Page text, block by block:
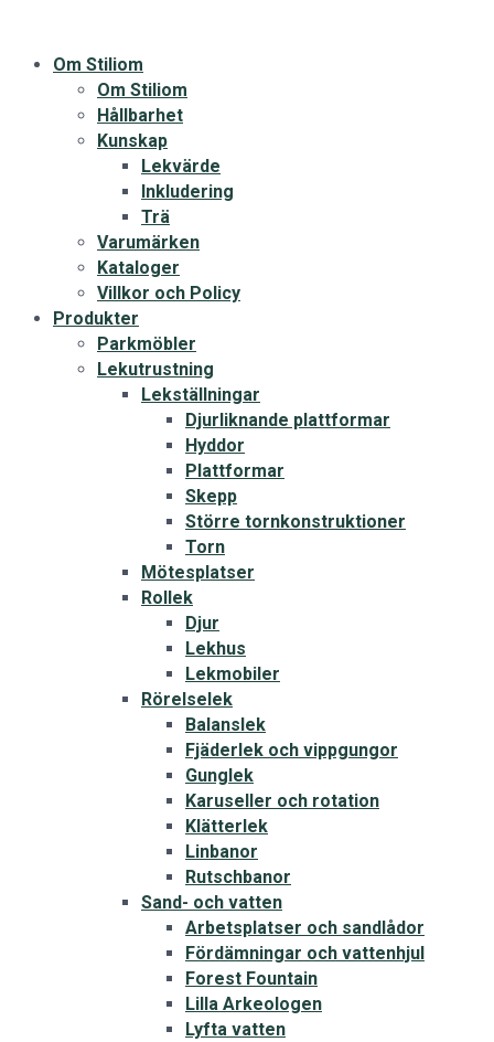
Om Stiliom
Om Stiliom
Hållbarhet
Kunskap
Lekvärde
Inkludering
Trä
Varumärken
Kataloger
Villkor och Policy
Produkter
Parkmöbler
Lekutrustning
Lekställningar
Djurliknande plattformar
Hyddor
Plattformar
Skepp
Större tornkonstruktioner
Torn
Mötesplatser
Rollek
Djur
Lekhus
Lekmobiler
Rörelselek
Balanslek
Fjäderlek och vippgungor
Gunglek
Karuseller och rotation
Klätterlek
Linbanor
Rutschbanor
Sand- och vatten
Arbetsplatser och sandlådor
Fördämningar och vattenhjul
Forest Fountain
Lilla Arkeologen
Lyfta vatten